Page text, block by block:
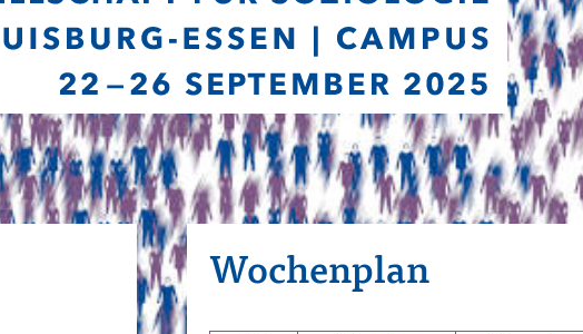
Wochenplan